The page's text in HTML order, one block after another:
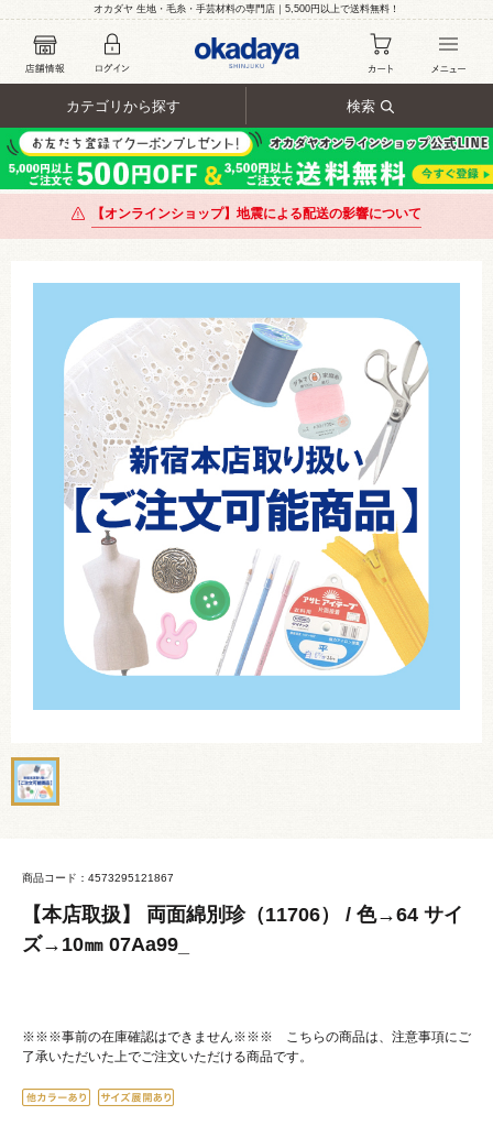
オカダヤ 生地・毛糸・手芸材料の専門店｜5,500円以上で送料無料！
カテゴリから探す 検索
【オンラインショップ】地震による配送の影響について
商品コード：4573295121867
【本店取扱】 両面綿別珍（11706） / 色→64 サイ
ズ→10㎜ 07Aa99_
※※※事前の在庫確認はできません※※※ こちらの商品は、注意事項にご
了承いただいた上でご注文いただける商品です。